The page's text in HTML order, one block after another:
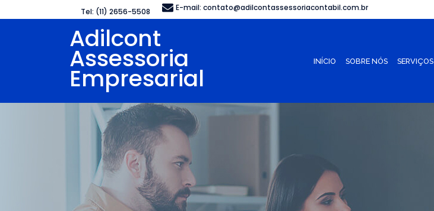
Tel: (11) 2656-5508 E-mail: contato@adilcontassessoriacontabil.com.br
Adilcont
Assessoria
Empresarial
INÍCIO SOBRE NÓS SERVIÇOS